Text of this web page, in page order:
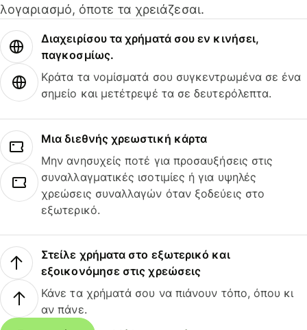
λογαριασμό, όποτε τα χρειάζεσαι.
Διαχειρίσου τα χρήματά σου εν κινήσει,
παγκοσμίως.
Κράτα τα νομίσματά σου συγκεντρωμένα σε ένα
σημείο και μετέτρεψέ τα σε δευτερόλεπτα.
Μια διεθνής χρεωστική κάρτα
Μην ανησυχείς ποτέ για προσαυξήσεις στις
συναλλαγματικές ισοτιμίες ή για υψηλές
χρεώσεις συναλλαγών όταν ξοδεύεις στο
εξωτερικό.
Στείλε χρήματα στο εξωτερικό και
εξοικονόμησε στις χρεώσεις
Κάνε τα χρήματά σου να πιάνουν τόπο, όπου κι
αν πάνε.